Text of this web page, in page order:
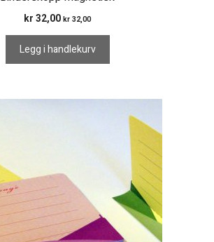
kr 32,00 kr 32,00
Legg i handlekurv